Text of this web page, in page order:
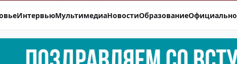
ИнтервьюМультимедиаНовостиОбразованиеОфициально